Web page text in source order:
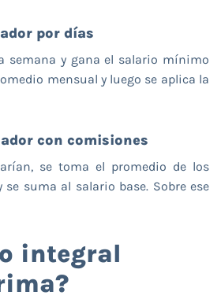
por días
semana y gana el salario mínimo
mensual y luego se aplica la
con comisiones
se toma el promedio de los
se suma al salario base. Sobre ese
integral